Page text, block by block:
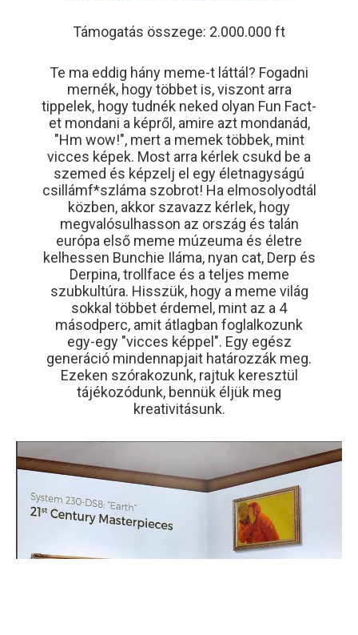
Támogatás összege: 2.000.000 ft
Te ma eddig hány meme-t láttál? Fogadni
mernék, hogy többet is, viszont arra
tippelek, hogy tudnék neked olyan Fun Fact-
et mondani a képről, amire azt mondanád,
"Hm wow!", mert a memek többek, mint
vicces képek. Most arra kérlek csukd be a
szemed és képzelj el egy életnagyságú
csillámf*szláma szobrot! Ha elmosolyodtál
közben, akkor szavazz kérlek, hogy
megvalósulhasson az ország és talán
európa első meme múzeuma és életre
kelhessen Bunchie Iláma, nyan cat, Derp és
Derpina, trollface és a teljes meme
szubkultúra. Hisszük, hogy a meme világ
sokkal többet érdemel, mint az a 4
másodperc, amit átlagban foglalkozunk
egy-egy "vicces képpel". Egy egész
generáció mindennapjait határozzák meg.
Ezeken szórakozunk, rajtuk keresztül
tájékozódunk, bennük éljük meg
kreativitásunk.